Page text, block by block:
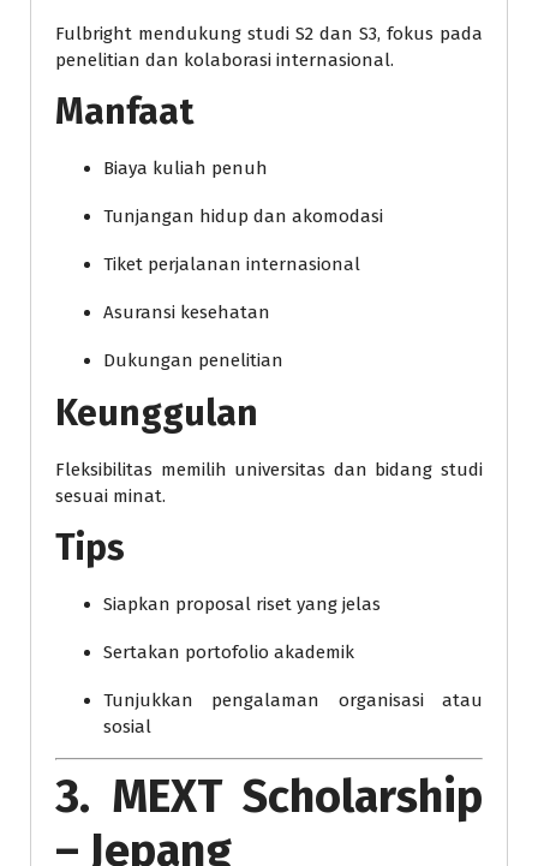
Fulbright mendukung studi S2 dan S3, fokus pada
penelitian dan kolaborasi internasional.
Manfaat
Biaya kuliah penuh
Tunjangan hidup dan akomodasi
Tiket perjalanan internasional
Asuransi kesehatan
Dukungan penelitian
Keunggulan
Fleksibilitas memilih universitas dan bidang studi
sesuai minat.
Tips
Siapkan proposal riset yang jelas
Sertakan portofolio akademik
Tunjukkan pengalaman organisasi atau
sosial
3. MEXT Scholarship
– Jepang